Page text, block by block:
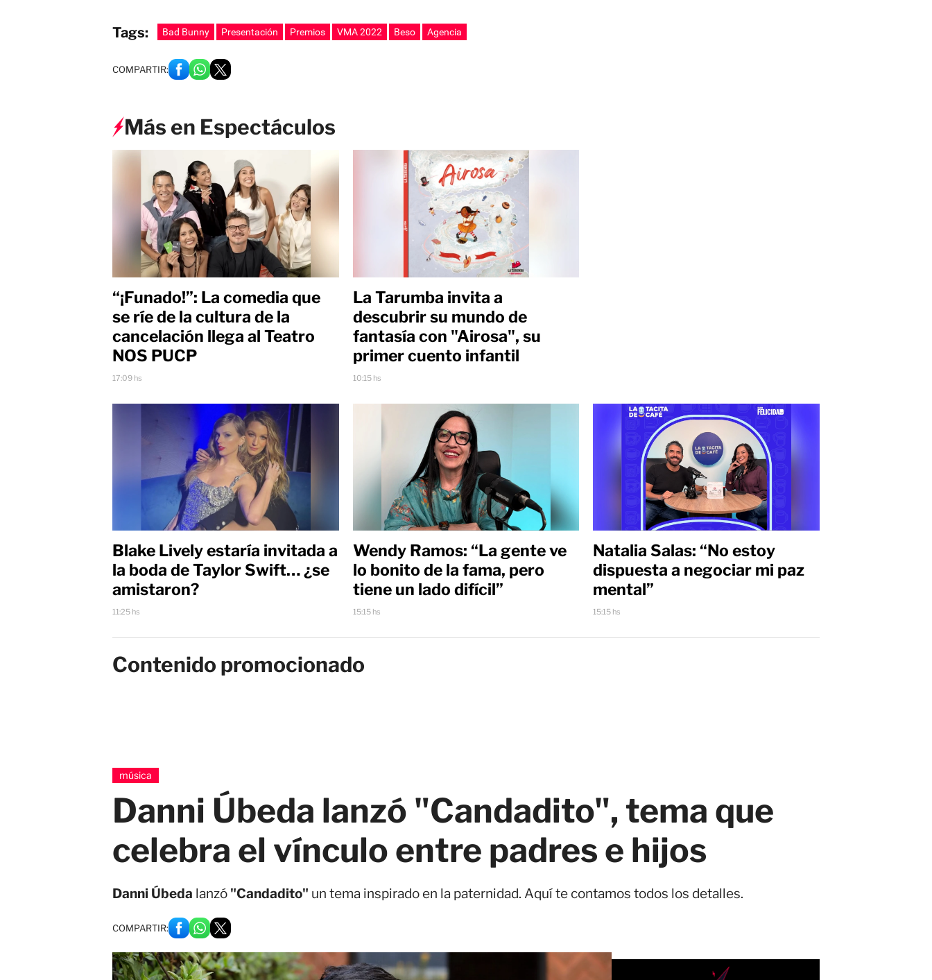
Tags: Bad Bunny Presentación Premios VMA 2022 Beso Agencia
COMPARTIR:
Más en Espectáculos
“¡Funado!”: La comedia que
se ríe de la cultura de la
cancelación llega al Teatro
NOS PUCP
17:09 hs
La Tarumba invita a
descubrir su mundo de
fantasía con "Airosa", su
primer cuento infantil
10:15 hs
Blake Lively estaría invitada a
la boda de Taylor Swift… ¿se
amistaron?
11:25 hs
Wendy Ramos: “La gente ve
lo bonito de la fama, pero
tiene un lado difícil”
15:15 hs
Natalia Salas: “No estoy
dispuesta a negociar mi paz
mental”
15:15 hs
Contenido promocionado
música
Danni Úbeda lanzó "Candadito", tema que
celebra el vínculo entre padres e hijos
Danni Úbeda lanzó "Candadito" un tema inspirado en la paternidad. Aquí te contamos todos los detalles.
COMPARTIR: